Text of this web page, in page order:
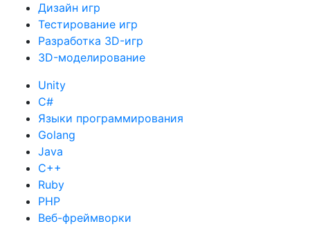
Дизайн игр
Тестирование игр
Разработка 3D-игр
3D-моделирование
Unity
C#
Языки программирования
Golang
Java
C++
Ruby
PHP
Веб-фреймворки